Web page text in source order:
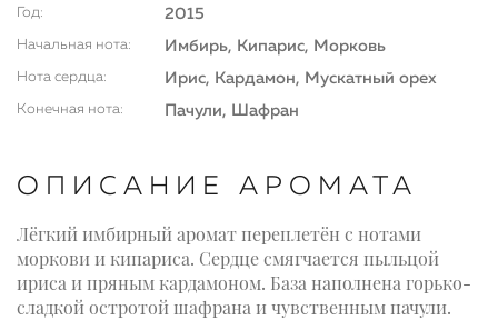
Год: 2015
Начальная нота: Имбирь, Кипарис, Морковь
Нота сердца: Ирис, Кардамон, Мускатный орех
Конечная нота: Пачули, Шафран
ОПИСАНИЕ АРОМАТА
Лёгкий имбирный аромат переплетён с нотами
моркови и кипариса. Сердце смягчается пыльцой
ириса и пряным кардамоном. База наполнена горько-
сладкой остротой шафрана и чувственным пачули.